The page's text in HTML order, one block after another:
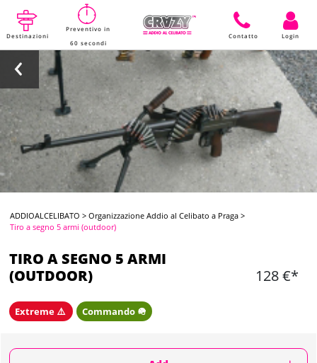
Destinazioni
Preventivo in
60 secondi
Contatto Login
ADDIOALCELIBATO >Organizzazione Addio al Celibato a Praga >
Tiro a segno 5 armi (outdoor)
TIRO A SEGNO 5 ARMI
(OUTDOOR)
128 €*
Extreme ⚠️ Commando 🪖